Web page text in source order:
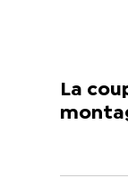
La